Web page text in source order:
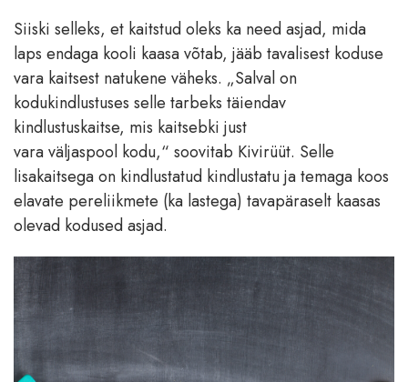
Siiski selleks, et kaitstud oleks ka need asjad, mida
laps endaga kooli kaasa võtab, jääb tavalisest koduse
vara kaitsest natukene väheks. „Salval on
kodukindlustuses selle tarbeks täiendav
kindlustuskaitse, mis kaitsebki just
vara väljaspool kodu,“ soovitab Kivirüüt. Selle
lisakaitsega on kindlustatud kindlustatu ja temaga koos
elavate pereliikmete (ka lastega) tavapäraselt kaasas
olevad kodused asjad.